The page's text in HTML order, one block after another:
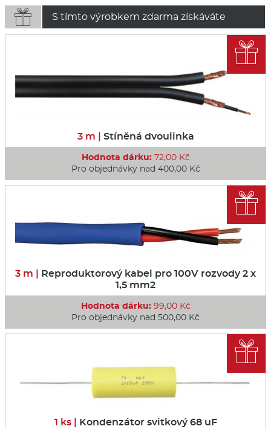
 S tímto výrobkem zdarma získáváte
3 m | Stíněná dvoulinka
Hodnota dárku:72,00 Kč
Pro objednávky nad 400,00 Kč

3 m | Reproduktorový kabel pro 100V rozvody 2 x
1,5 mm2
Hodnota dárku:99,00 Kč
Pro objednávky nad 500,00 Kč

1 ks | Kondenzátor svitkový 68 uF
